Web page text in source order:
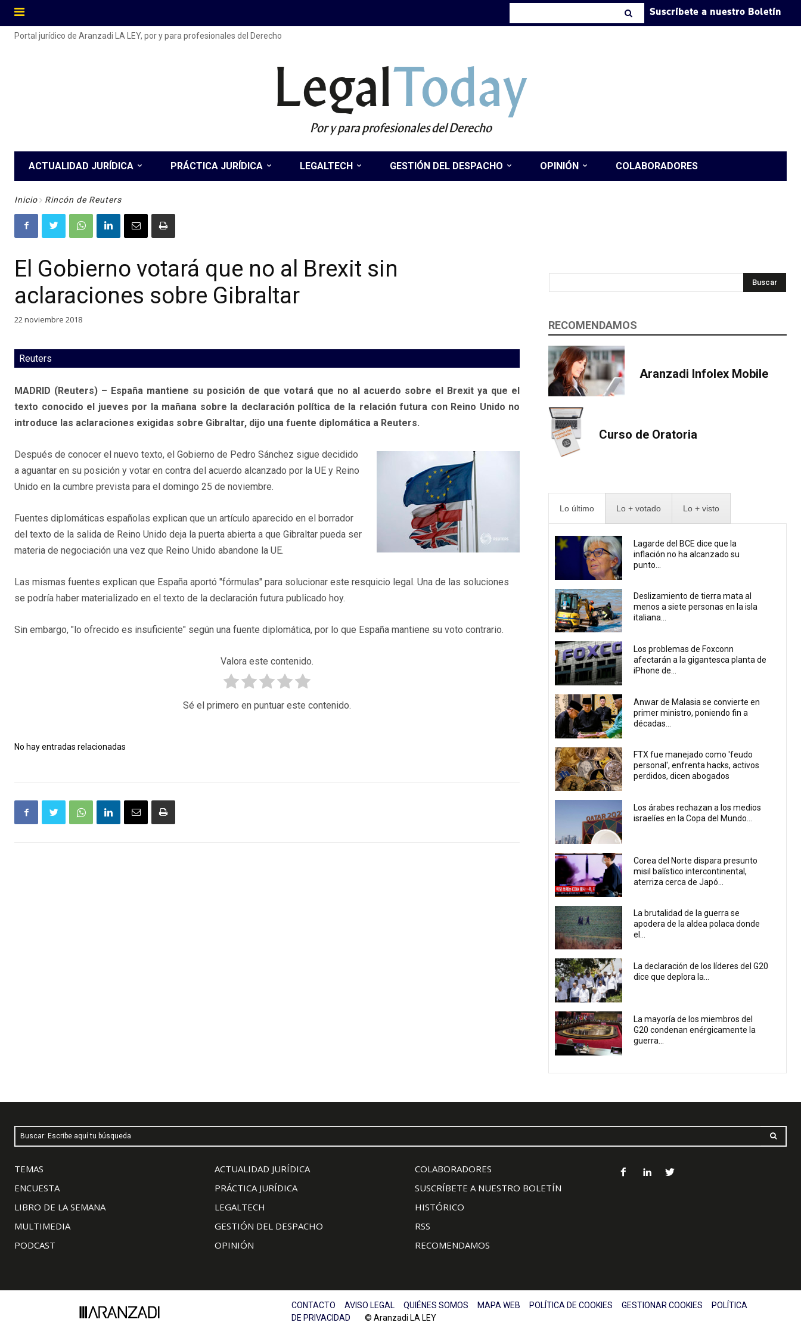
Suscríbete a nuestro Boletín
Portal jurídico de Aranzadi LA LEY, por y para profesionales del Derecho
LegalToday
Por y para profesionales del Derecho
ACTUALIDAD JURÍDICA PRÁCTICA JURÍDICA LEGALTECH GESTIÓN DEL DESPACHO OPINIÓN COLABORADORES
Inicio Rincón de Reuters
El Gobierno votará que no al Brexit sin
aclaraciones sobre Gibraltar
22 noviembre 2018
Reuters
MADRID (Reuters) – España mantiene su posición de que votará que no al acuerdo sobre el Brexit ya que el
texto conocido el jueves por la mañana sobre la declaración política de la relación futura con Reino Unido no
introduce las aclaraciones exigidas sobre Gibraltar, dijo una fuente diplomática a Reuters.
Después de conocer el nuevo texto, el Gobierno de Pedro Sánchez sigue decidido
a aguantar en su posición y votar en contra del acuerdo alcanzado por la UE y Reino
Unido en la cumbre prevista para el domingo 25 de noviembre.
Fuentes diplomáticas españolas explican que un artículo aparecido en el borrador
del texto de la salida de Reino Unido deja la puerta abierta a que Gibraltar pueda ser
materia de negociación una vez que Reino Unido abandone la UE.
Las mismas fuentes explican que España aportó "fórmulas" para solucionar este resquicio legal. Una de las soluciones
se podría haber materializado en el texto de la declaración futura publicado hoy.
Sin embargo, "lo ofrecido es insuficiente" según una fuente diplomática, por lo que España mantiene su voto contrario.
Valora este contenido.
Sé el primero en puntuar este contenido.
No hay entradas relacionadas
Buscar
RECOMENDAMOS
Aranzadi Infolex Mobile
Curso de Oratoria
Lo último Lo + votado Lo + visto
Lagarde del BCE dice que la
inflación no ha alcanzado su
punto...
Deslizamiento de tierra mata al
menos a siete personas en la isla
italiana...
Los problemas de Foxconn
afectarán a la gigantesca planta de
iPhone de...
Anwar de Malasia se convierte en
primer ministro, poniendo fin a
décadas...
FTX fue manejado como 'feudo
personal', enfrenta hacks, activos
perdidos, dicen abogados
Los árabes rechazan a los medios
israelíes en la Copa del Mundo...
Corea del Norte dispara presunto
misil balístico intercontinental,
aterriza cerca de Japó...
La brutalidad de la guerra se
apodera de la aldea polaca donde
el...
La declaración de los líderes del G20
dice que deplora la...
La mayoría de los miembros del
G20 condenan enérgicamente la
guerra...
Buscar: Escribe aquí tu búsqueda
TEMAS
ENCUESTA
LIBRO DE LA SEMANA
MULTIMEDIA
PODCAST
ACTUALIDAD JURÍDICA
PRÁCTICA JURÍDICA
LEGALTECH
GESTIÓN DEL DESPACHO
OPINIÓN
COLABORADORES
SUSCRÍBETE A NUESTRO BOLETÍN
HISTÓRICO
RSS
RECOMENDAMOS
CONTACTO AVISO LEGAL QUIÉNES SOMOS MAPA WEB POLÍTICA DE COOKIES GESTIONAR COOKIES
POLÍTICA
DE PRIVACIDAD © Aranzadi LA LEY